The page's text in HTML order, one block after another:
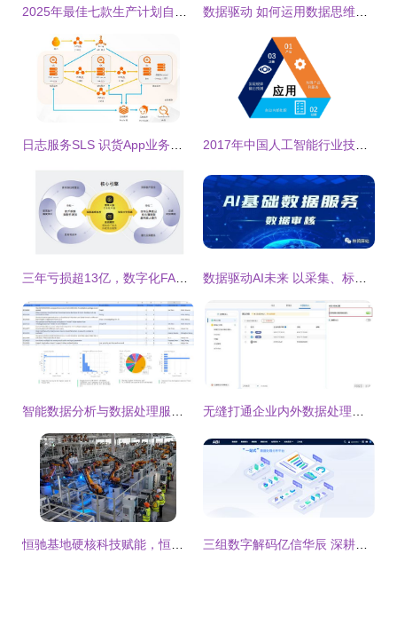
2025年最佳七款生产计划自动排产软件推荐 数据驱动 如何运用数据思维提升数据处理服务的增值销量
日志服务SLS 识货App业务数据采集、查询与监控的一站式解决方案 2017年中国人工智能行业技术现状与未来趋势预测
三年亏损超13亿，数字化FA零部件龙头易买工品冲刺港交所，自有品牌毛利率达26.2%显韧性 数据驱动AI未来 以采集、标注与审核为核心的AI基础数据服务行业
智能数据分析与数据处理服务 驱动企业决策的智慧引擎 无缝打通企业内外数据处理，百数小程序助力高效协同
恒驰基地硬核科技赋能，恒大汽车梦获最强数据处理底气 三组数字解码亿信华辰 深耕BI领域，多点布局引领数据处理服务新浪潮